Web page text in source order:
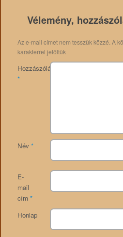
Vélemény,
Az e-mail címet nem tesszük közzé. A
karakterrel jelöltük
Hozzászólás
*
Név *
E-
mail
cím *
Honlap